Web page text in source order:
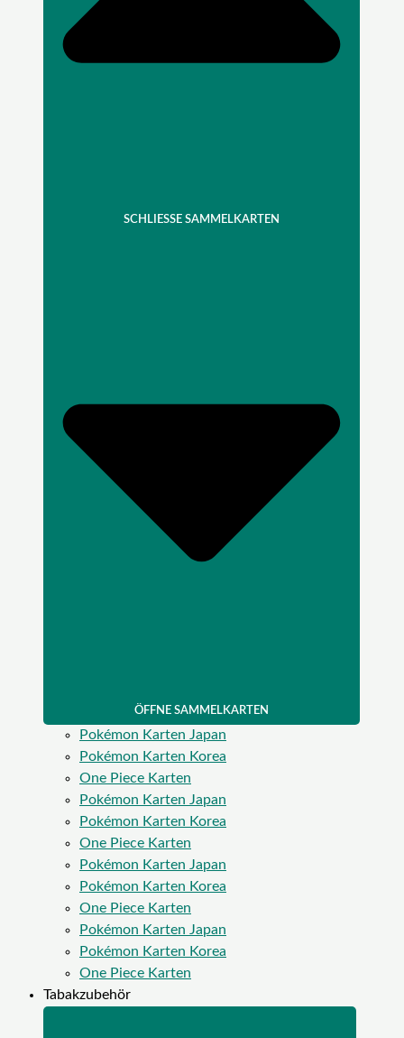
SCHLIESSE SAMMELKARTEN
ÖFFNE SAMMELKARTEN
Pokémon Karten Japan
Pokémon Karten Korea
One Piece Karten
Pokémon Karten Japan
Pokémon Karten Korea
One Piece Karten
Pokémon Karten Japan
Pokémon Karten Korea
One Piece Karten
Pokémon Karten Japan
Pokémon Karten Korea
One Piece Karten
Tabakzubehör